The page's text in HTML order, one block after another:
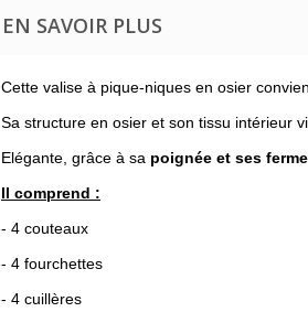
EN SAVOIR PLUS
Cette valise à pique-niques en osier
Sa structure en osier et son tissu intérieur
Elégante, grâce à sa poignée et ses
Il comprend :
- 4 couteaux
- 4 fourchettes
- 4 cuillères